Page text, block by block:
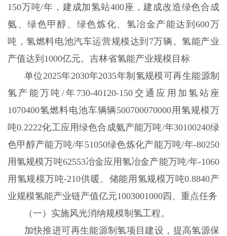
150万吨/年，建成加氢站400座，建成改造绿色合成
氨、绿色甲醇、绿色炼化、氢冶金产能达到600万
吨，氢燃料电池汽车运营规模达到7万辆。氢能产业
产值达到1000亿元。吉林省氢能产业规模目标
单位2025年2030年2035年制氢规模可再生能源制
氢产能万吨/年730-40120-150交通应用加氢站座
1070400氢燃料电池车辆辆500700070000用氢规模万
吨0.2222化工应用绿色合成氨产能万吨/年30100240绿
色甲醇产能万吨/年51050绿色炼化产能万吨/年-80250
用氢规模万吨62553冶金应用氢冶金产能万吨/年-1060
用氢规模万吨-210供暖、储能用氢规模万吨0.8840产
业规模氢能产业链产值亿元1003001000四、重点任务
（一）实施风光消纳规模制氢工程。
加快推进可再生能源制氢项目建设，提高氢源保